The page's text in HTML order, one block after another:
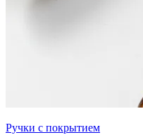
Ручки с покрытием